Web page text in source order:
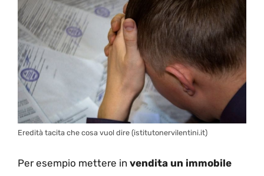
Eredità tacita che cosa vuol dire (istitutonervilentini.it)
Per esempio mettere in vendita un immobile